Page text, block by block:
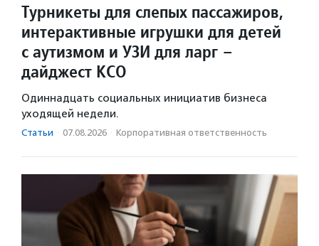
Турникеты для слепых пассажиров,
интерактивные игрушки для детей
с аутизмом и УЗИ для ларг –
дайджест КСО
Одиннадцать социальных инициатив бизнеса
уходящей недели.
Статьи · 07.08.2026 · Корпоративная ответственность